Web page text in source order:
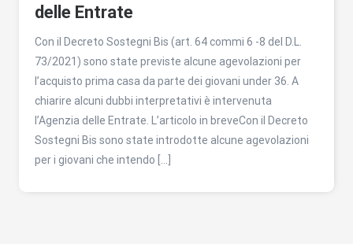
delle Entrate
Con il Decreto Sostegni Bis (art. 64 commi 6 -8 del D.L.
73/2021) sono state previste alcune agevolazioni per
l’acquisto prima casa da parte dei giovani under 36. A
chiarire alcuni dubbi interpretativi è intervenuta
l’Agenzia delle Entrate. L’articolo in breveCon il Decreto
Sostegni Bis sono state introdotte alcune agevolazioni
per i giovani che intendo […]